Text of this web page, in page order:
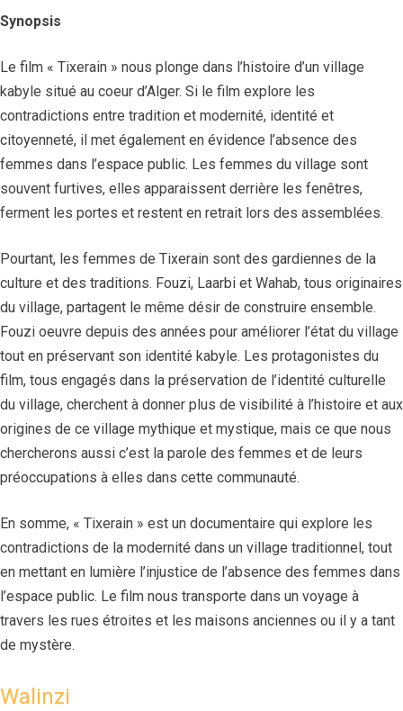
Synopsis
Le film « Tixerain » nous plonge dans l’histoire d’un village
kabyle situé au coeur d’Alger. Si le film explore les
contradictions entre tradition et modernité, identité et
citoyenneté, il met également en évidence l’absence des
femmes dans l’espace public. Les femmes du village sont
souvent furtives, elles apparaissent derrière les fenêtres,
ferment les portes et restent en retrait lors des assemblées.
Pourtant, les femmes de Tixerain sont des gardiennes de la
culture et des traditions. Fouzi, Laarbi et Wahab, tous originaires
du village, partagent le même désir de construire ensemble.
Fouzi oeuvre depuis des années pour améliorer l’état du village
tout en préservant son identité kabyle. Les protagonistes du
film, tous engagés dans la préservation de l’identité culturelle
du village, cherchent à donner plus de visibilité à l’histoire et aux
origines de ce village mythique et mystique, mais ce que nous
chercherons aussi c’est la parole des femmes et de leurs
préoccupations à elles dans cette communauté.
En somme, « Tixerain » est un documentaire qui explore les
contradictions de la modernité dans un village traditionnel, tout
en mettant en lumière l’injustice de l’absence des femmes dans
l’espace public. Le film nous transporte dans un voyage à
travers les rues étroites et les maisons anciennes ou il y a tant
de mystère.
Walinzi